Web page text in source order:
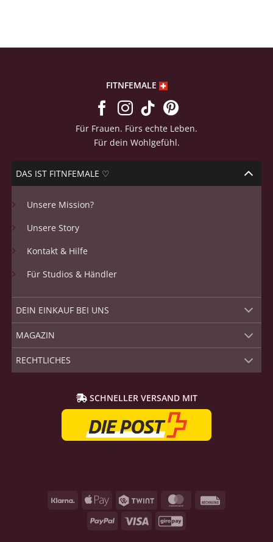
FITNFEMALE
Für Frauen. Fürs echte Leben.
Für dein Wohlgefühl.
DAS IST FITNFEMALE ♡
Unsere Mission?
Unsere Story
Kontakt & Hilfe
Für Studios & Händler
DEIN EINKAUF BEI UNS
MAGAZIN
RECHTLICHES
SCHNELLER VERSAND MIT
Klarna
Apple
Twint MasterCard
PayPal
Visum GiroPay